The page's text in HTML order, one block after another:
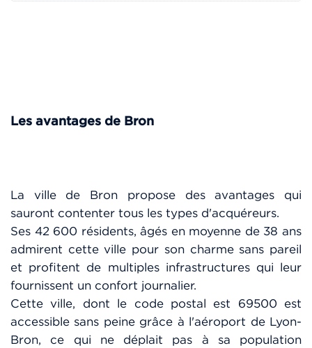
Les avantages de Bron
La ville de Bron propose des avantages qui
sauront contenter tous les types d'acquéreurs.
Ses 42 600 résidents, âgés en moyenne de 38 ans
admirent cette ville pour son charme sans pareil
et profitent de multiples infrastructures qui leur
fournissent un confort journalier.
Cette ville, dont le code postal est 69500 est
accessible sans peine grâce à l'aéroport de Lyon-
Bron, ce qui ne déplait pas à sa population